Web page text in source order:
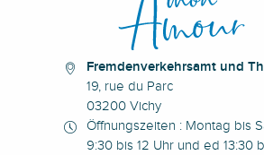
Fremdenverkehrsamt und
19, rue du Parc
03200 Vichy
Öffnungszeiten : Montag bis
9:30 bis 12 Uhr und ed 13:30